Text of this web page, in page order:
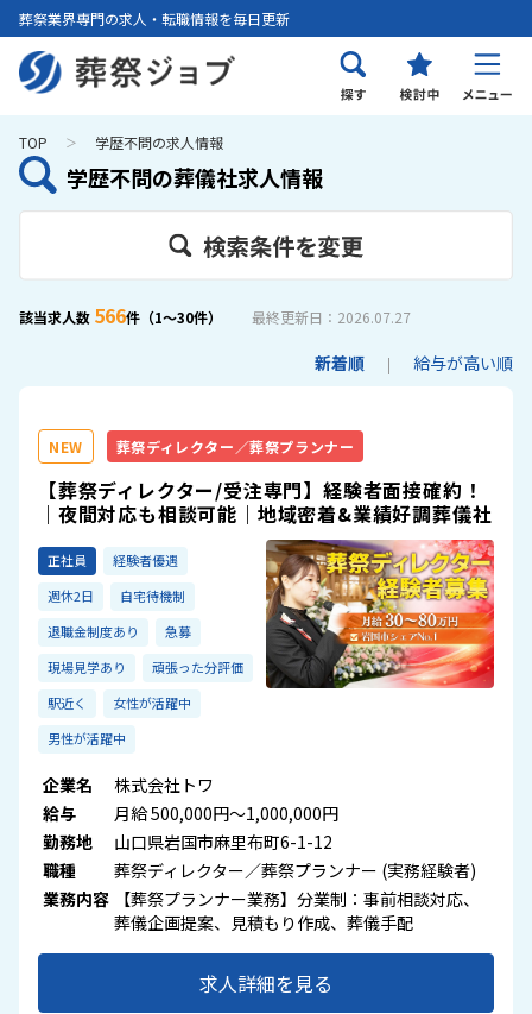
葬祭業界専門の求人・転職情報を毎日更新
TOP 学歴不問の求人情報
学歴不問の葬儀社求人情報
該当求人数 566件（1～30件） 最終更新日：2026.07.27
新着順 給与が高い順
NEW 葬祭ディレクター／葬祭プランナー
【葬祭ディレクター/受注専門】経験者面接確約！
｜夜間対応も相談可能｜地域密着&業績好調葬儀社
正社員
経験者優遇
週休2日
自宅待機制
退職金制度あり
急募
現場見学あり
頑張った分評価
駅近く
女性が活躍中
男性が活躍中
企業名
株式会社トワ
給与
月給 500,000円～1,000,000円
勤務地
山口県岩国市麻里布町6-1-12
職種
葬祭ディレクター／葬祭プランナー (実務経験者)
業務内容
【葬祭プランナー業務】分業制：事前相談対応、
葬儀企画提案、見積もり作成、葬儀手配
求人詳細を見る